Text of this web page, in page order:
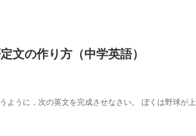
文の作り方（中学英語）
ように，次の英文を完成させなさい。 ぼくは野球が上